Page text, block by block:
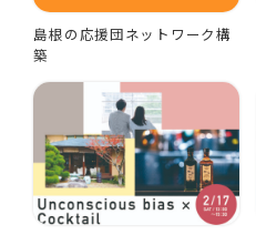
島根の応援団ネットワーク構
築